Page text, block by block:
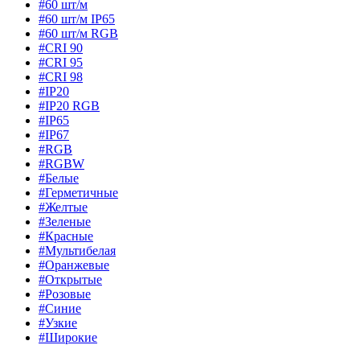
#60 шт/м
#60 шт/м IP65
#60 шт/м RGB
#CRI 90
#CRI 95
#CRI 98
#IP20
#IP20 RGB
#IP65
#IP67
#RGB
#RGBW
#Белые
#Герметичные
#Желтые
#Зеленые
#Красные
#Мультибелая
#Оранжевые
#Открытые
#Розовые
#Синие
#Узкие
#Широкие